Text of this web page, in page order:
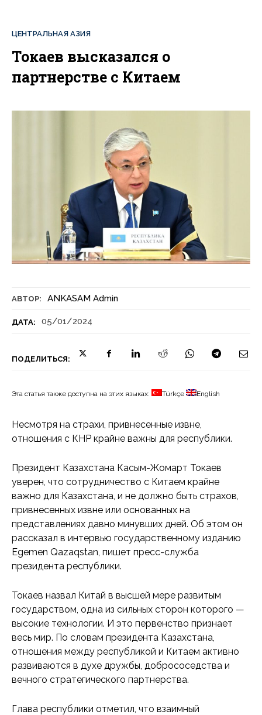
АВТОР: ANKASAM Admin
ДАТА: 05/01/2024
ПОДЕЛИТЬСЯ:
ЦЕНТРАЛЬНАЯ АЗИЯ
Токаев высказался о
партнерстве с Китаем
Эта статья также доступна на этих языках: Türkçe English
Несмотря на страхи, привнесенные извне,
отношения с КНР крайне важны для республики.
Президент Казахстана Касым-Жомарт Токаев
уверен, что сотрудничество с Китаем крайне
важно для Казахстана, и не должно быть страхов,
привнесенных извне или основанных на
представлениях давно минувших дней. Об этом он
рассказал в интервью государственному изданию
Egemen Qazaqstan, пишет пресс-служба
президента республики.
Токаев назвал Китай в высшей мере развитым
государством, одна из сильных сторон которого —
высокие технологии. И это первенство признает
весь мир. По словам президента Казахстана,
отношения между республикой и Китаем активно
развиваются в духе дружбы, добрососедства и
вечного стратегического партнерства.
Глава республики отметил, что взаимный